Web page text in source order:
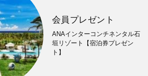
会員プレゼント
ANAインターコンチネンタル石
垣リゾート【宿泊券プレゼン
ト】